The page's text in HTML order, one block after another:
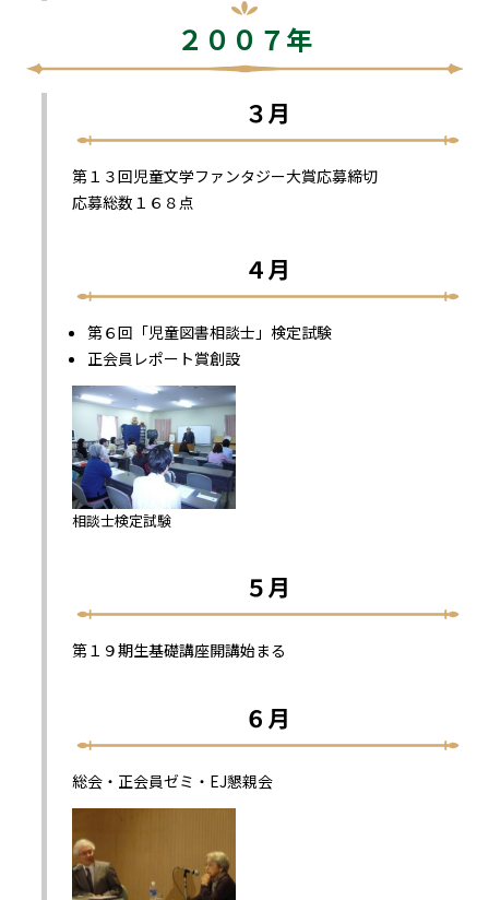
２００７年
３月
第１３回児童文学ファンタジー大賞応募締切
応募総数１６８点
４月
第６回「児童図書相談士」検定試験
正会員レポート賞創設
相談士検定試験
５月
第１９期生基礎講座開講始まる
６月
総会・正会員ゼミ・EJ懇親会